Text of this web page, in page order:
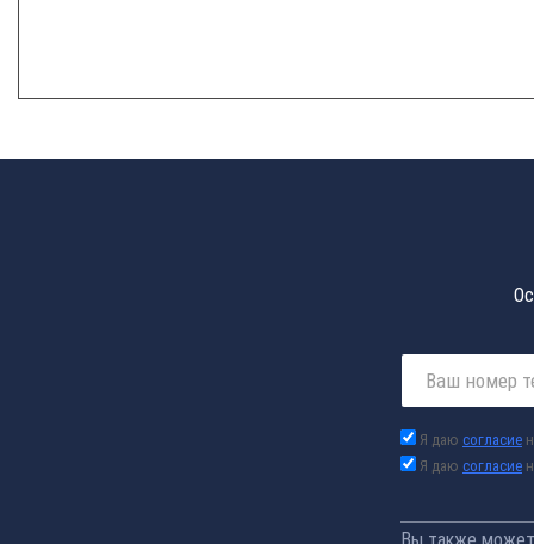
Я даю согласие
Я даю согласие